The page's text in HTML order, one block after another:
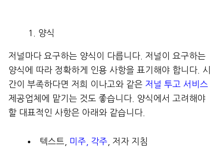
양식
저널마다 요구하는 양식이 다릅니다. 저널이 요구하는
양식에 따라 정확하게 인용 사항을 표기해야 합니다. 시
간이 부족하다면 저희 이나고와 같은 저널 투고 서비스
제공업체에 맡기는 것도 좋습니다. 양식에서 고려해야
할 대표적인 사항은 아래와 같습니다.
텍스트, 미주, 각주 , 저자 지침